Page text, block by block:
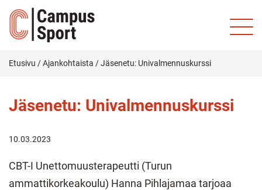
Etusivu /Ajankohtaista /Jäsenetu: Univalmennuskurssi
Jäsenetu: Univalmennuskurssi
10.03.2023
CBT-I Unettomuusterapeutti (Turun
ammattikorkeakoulu) Hanna Pihlajamaa tarjoaa